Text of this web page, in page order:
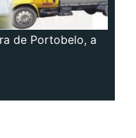
de Portobelo, a